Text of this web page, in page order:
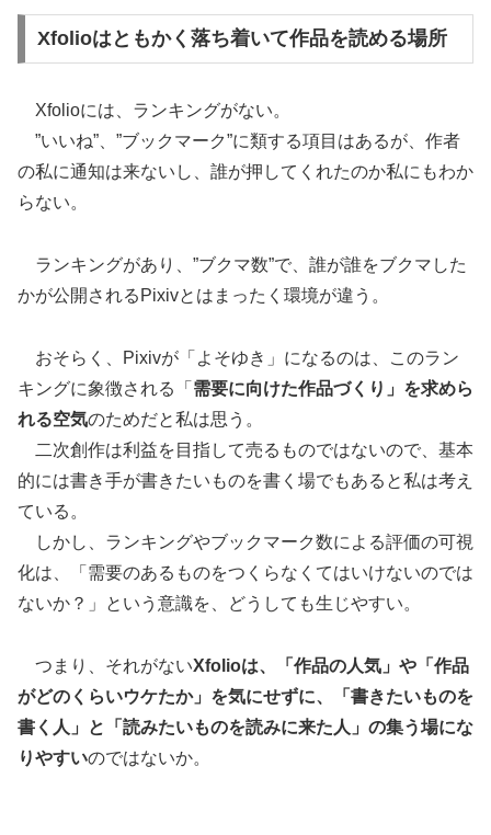
Xfolioはともかく落ち着いて作品を読める場所
Xfolioには、ランキングがない。
”いいね”、”ブックマーク”に類する項目はあるが、作者
の私に通知は来ないし、誰が押してくれたのか私にもわか
らない。
ランキングがあり、”ブクマ数”で、誰が誰をブクマした
かが公開されるPixivとはまったく環境が違う。
おそらく、Pixivが「よそゆき」になるのは、このラン
キングに象徴される「 需要に向けた作品づくり」を求めら
れる空気のためだと私は思う。
二次創作は利益を目指して売るものではないので、基本
的には書き手が書きたいものを書く場でもあると私は考え
ている。
しかし、ランキングやブックマーク数による評価の可視
化は、「需要のあるものをつくらなくてはいけないのでは
ないか？」という意識を、どうしても生じやすい。
つまり、それがないXfolioは、「作品の人気」や「作品
がどのくらいウケたか」を気にせずに、「書きたいものを
書く人」と「読みたいものを読みに来た人」の集う場にな
りやすいのではないか。